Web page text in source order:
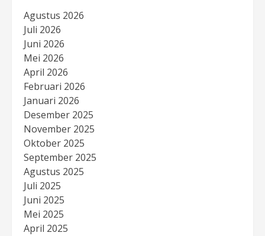
Agustus 2026
Juli 2026
Juni 2026
Mei 2026
April 2026
Februari 2026
Januari 2026
Desember 2025
November 2025
Oktober 2025
September 2025
Agustus 2025
Juli 2025
Juni 2025
Mei 2025
April 2025